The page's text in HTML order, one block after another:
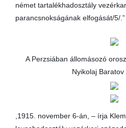
német tartalékhadosztály
parancsnokságának elfogását/5/.”
A Perzsiában állomásozó
Nyikolaj Baratov
,1915. november 6-án, – írja